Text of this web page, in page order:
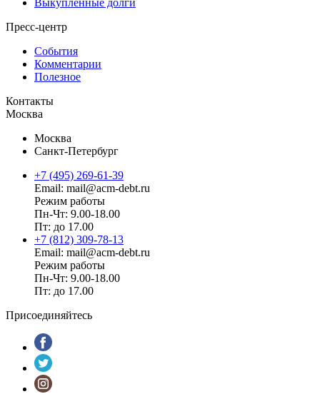
Пресс-центр
События
Комментарии
Полезное
Контакты
Москва
Москва
Санкт-Петербург
+7 (495) 269-61-39
Email: mail@acm-debt.ru
Режим работы
Пн-Чт: 9.00-18.00
Пт: до 17.00
+7 (812) 309-78-13
Email: mail@acm-debt.ru
Режим работы
Пн-Чт: 9.00-18.00
Пт: до 17.00
Присоединяйтесь